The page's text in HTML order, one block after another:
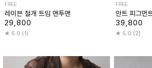
FREE
레이븐 절개 트임 맨투맨
29,800
5.0 (1)
FREE
안트 피그먼
39,800
5.0 (2)